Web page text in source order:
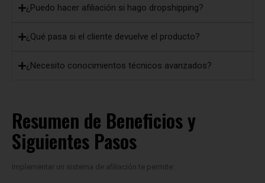
¿Puedo hacer afiliación si hago dropshipping?
¿Qué pasa si el cliente devuelve el producto?
¿Necesito conocimientos técnicos avanzados?
Resumen de Beneficios y
Siguientes Pasos
Implementar un sistema de afiliación te permite: